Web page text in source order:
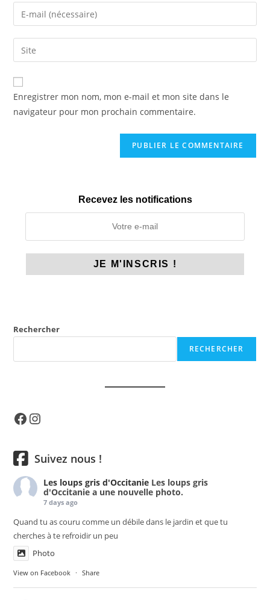
name
comment
Enter
your
email
address
comment
Saisir
l’URL
de
votre
(facultatif)
Enregistrer mon nom, mon e-mail et mon site dans le
navigateur pour mon prochain commentaire.
Recevez les notifications
Rechercher
RECHERCHER
FacebookInstagram
Suivez nous !
Les loups gris d'Occitanie Les loups gris
d'Occitanie a une nouvelle photo.
7 days ago
Quand tu as couru comme un débile dans le jardin et que tu
cherches à te refroidir un peu
Photo
View on Facebook · Share